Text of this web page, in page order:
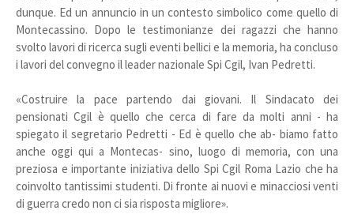
dunque. Ed un annuncio in un contesto simbolico come quello di
Montecassino. Dopo le testimonianze dei ragazzi che hanno
svolto lavori di ricerca sugli eventi bellici e la memoria, ha concluso
i lavori del convegno il leader nazionale Spi Cgil, Ivan Pedretti.
«Costruire la pace partendo dai giovani. Il Sindacato dei
pensionati Cgil è quello che cerca di fare da molti anni - ha
spiegato il segretario Pedretti - Ed è quello che ab- biamo fatto
anche oggi qui a Montecas- sino, luogo di memoria, con una
preziosa e importante iniziativa dello Spi Cgil Roma Lazio che ha
coinvolto tantissimi studenti. Di fronte ai nuovi e minacciosi venti
di guerra credo non ci sia risposta migliore».